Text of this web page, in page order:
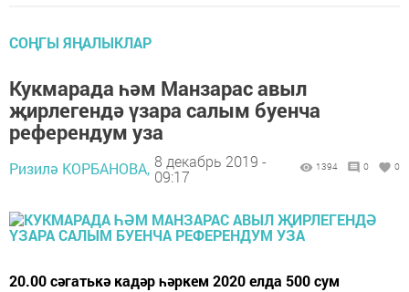
СОҢГЫ ЯҢАЛЫКЛАР
Кукмарада һәм Манзарас авыл
җирлегендә үзара салым буенча
референдум уза
Ризилә КОРБАНОВА, 8 декабрь 2019 -
09:17
1394 0 0
20.00 сәгатькә кадәр һәркем 2020 елда 500 сум